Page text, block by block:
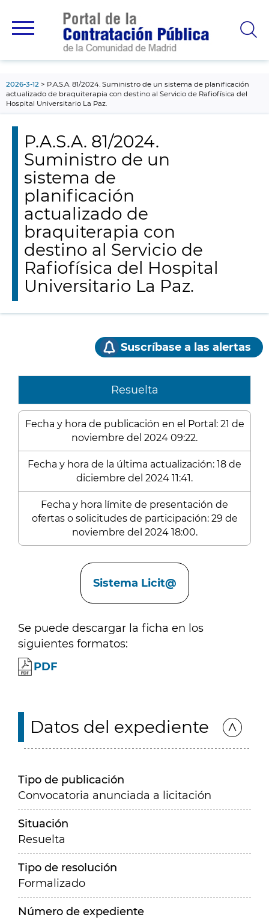
principal
2026-3-12
P.A.S.A. 81/2024. Suministro de un sistema de planificación
actualizado de braquiterapia con destino al Servicio de Rafiofísica del
Hospital Universitario La Paz.
P.A.S.A. 81/2024.
Suministro de un
sistema de
planificación
actualizado de
braquiterapia con
destino al Servicio de
Rafiofísica del Hospital
Universitario La Paz.
Suscríbase a las alertas
Resuelta
Fecha y hora de publicación en el Portal: 21 de
noviembre del 2024 09:22.
Fecha y hora de la última actualización: 18 de
diciembre del 2024 11:41.
Fecha y hora límite de presentación de
ofertas o solicitudes de participación: 29 de
noviembre del 2024 18:00.
Sistema Licit@
Se puede descargar la ficha en los
siguientes formatos:
PDF
Datos del expediente
Tipo de publicación
Convocatoria anunciada a licitación
Situación
Resuelta
Tipo de resolución
Formalizado
Número de expediente